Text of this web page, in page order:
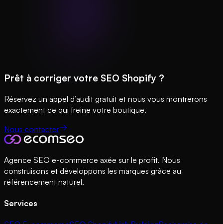
Prêt à corriger votre SEO Shopify ?
Réservez un appel d’audit gratuit et nous vous montrerons
exactement ce qui freine votre boutique.
Nous contacter
Agence SEO e-commerce axée sur le profit. Nous
construisons et développons les marques grâce au
référencement naturel.
Services